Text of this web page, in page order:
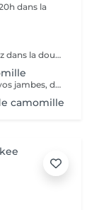
dans la
Retrouvez une peau douce et soyeuse Plongez dans la douceur tropicale dIndonésie à travers les notes épicées des huiles essentielles de Girofle et de Muscade. Ce gommage aux effluves chauds et naturels vous transporte tout en exfoliant délicatement votre peau : elle est douce, lumineuse et satinée.
Le temps du soin, notre esthéticienne masse vos jambes, des orteils à la taille dans un mouvement tonique qui active la microcirculation et leurs procure un confort sans précédent. Bénéfices : Vos jambes retrouvent fraicheur et légèreté.
camomille